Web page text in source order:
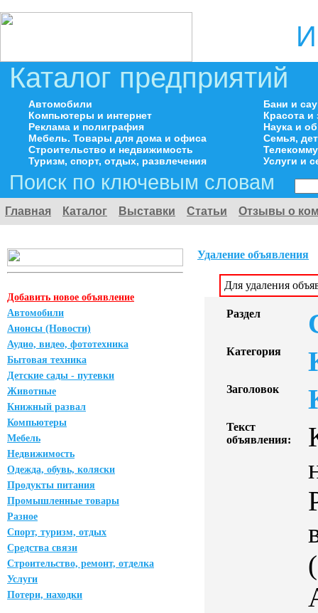
Каталог предприятий
Автомобили
Компьютеры и интернет
Реклама и полиграфия
Мебель. Товары для дома и офиса
Строительство и недвижимость
Туризм, спорт, отдых, развлечения
Бани и
Красота
Наука и
Семья,
Услуги и
Поиск по ключевым словам
Главная Каталог Выставки Статьи Отзывы о
Добавить новое объявление
Автомобили
Анонсы (Новости)
Аудио, видео, фототехника
Бытовая техника
Детские сады - путевки
Животные
Книжный развал
Компьютеры
Мебель
Недвижимость
Одежда, обувь, коляски
Продукты питания
Промышленные товары
Разное
Спорт, туризм, отдых
Средства связи
Строительство, ремонт, отделка
Услуги
Потери, находки
Удаление объявления
Для удаления
Раздел
Категория
Заголовок
Текст
объявления: